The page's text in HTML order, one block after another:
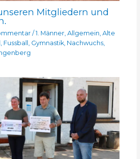
Mitgliedern und
/ 1. Männer, Allgemein Alte
Fussball Gymnastik, Nachwuchs,